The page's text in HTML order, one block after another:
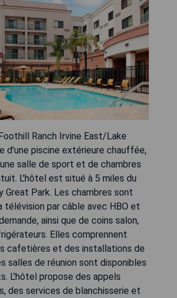
Ranch Irvine East/Lake
d'une piscine extérieure chauffée,
salle de sport et de chambres
L'hôtel est situé à 5 miles du
Great Park. Les chambres sont
télévision par câble avec HBO et
ainsi que de coins salon,
Elles comprennent
cafetières et des installations de
salles de réunion sont disponibles
L'hôtel propose des appels
des services de blanchisserie et